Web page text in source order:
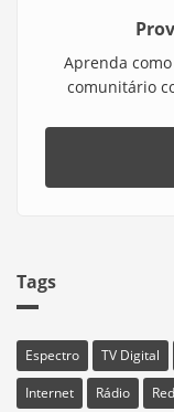
Aprenda
comunitário
Tags
Espectro TV Digital
Internet
Rádio